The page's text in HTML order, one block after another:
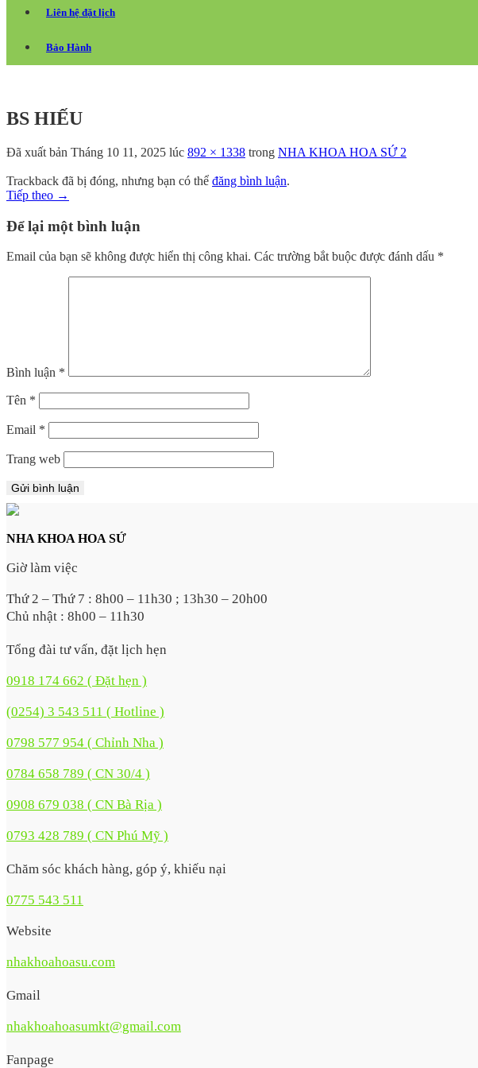
Liên hệ đặt lịch
Bảo Hành
BS HIẾU
Đã xuất bản Tháng 10 11, 2025 lúc 892 × 1338 trong NHA KHOA HOA SỨ 2
Trackback đã bị đóng, nhưng bạn có thể đăng bình luận.
Tiếp theo →
Để lại một bình luận
Email của bạn sẽ không được hiển thị công khai. Các trường bắt buộc được đánh dấu *
Bình luận *
Tên *
Email *
Trang web
NHA KHOA HOA SỨ
Giờ làm việc
Thứ 2 – Thứ 7 : 8h00 – 11h30 ; 13h30 – 20h00
Chủ nhật : 8h00 – 11h30
Tổng đài tư vấn, đặt lịch hẹn
0918 174 662 ( Đặt hẹn )
(0254) 3 543 511 ( Hotline )
0798 577 954 ( Chỉnh Nha )
0784 658 789 ( CN 30/4 )
0908 679 038 ( CN Bà Rịa )
0793 428 789 ( CN Phú Mỹ )
Chăm sóc khách hàng, góp ý, khiếu nại
0775 543 511
Website
nhakhoahoasu.com
Gmail
nhakhoahoasumkt@gmail.com
Fanpage